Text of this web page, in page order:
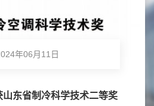
年06月11日
山东省制冷科学技术二等奖